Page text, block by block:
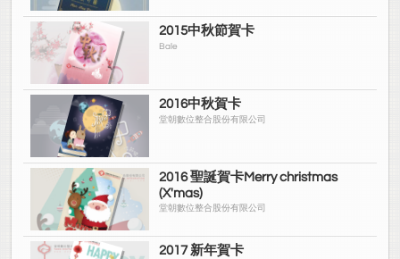
2015中秋節賀卡
Bale
2016中秋賀卡
堂朝數位整合股份有限公司
2016 聖誕賀卡Merry christmas
(X'mas)
堂朝數位整合股份有限公司
2017 新年賀卡